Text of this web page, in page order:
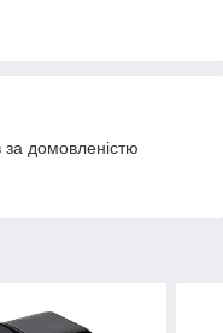
домовленістю